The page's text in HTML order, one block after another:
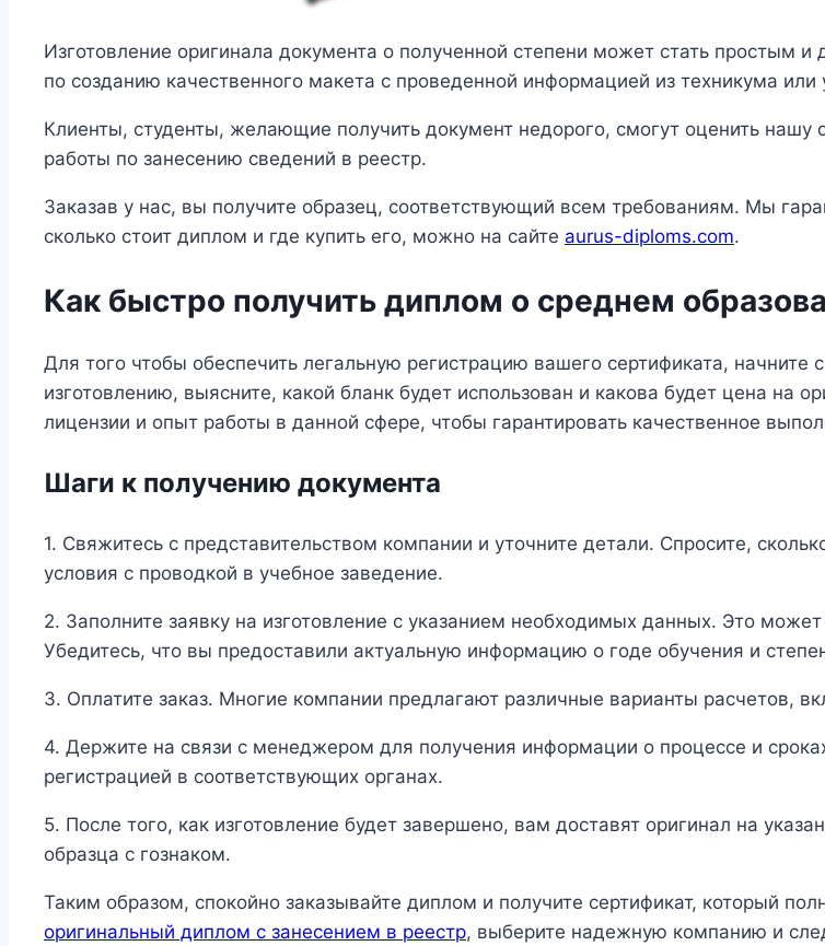
Изготовление оригинала документа о полученной степени может стать простым
по созданию качественного макета с проведенной информацией из техникума или
Клиенты, студенты, желающие получить документ недорого, смогут оценить
работы по занесению сведений в реестр.
Заказав у нас, вы получите образец, соответствующий всем требованиям. Мы
сколько стоит диплом и где купить его, можно на сайте aurus-diploms.com.
Как быстро получить диплом о среднем
Для того чтобы обеспечить легальную регистрацию вашего сертификата,
изготовлению, выясните, какой бланк будет использован и какова будет цена на
лицензии и опыт работы в данной сфере, чтобы гарантировать качественное
Шаги к получению документа
1. Свяжитесь с представительством компании и уточните детали. Спросите,
условия с проводкой в учебное заведение.
2. Заполните заявку на изготовление с указанием необходимых данных. Это
Убедитесь, что вы предоставили актуальную информацию о годе обучения и
3. Оплатите заказ. Многие компании предлагают различные варианты расчетов,
4. Держите на связи с менеджером для получения информации о процессе и
регистрацией в соответствующих органах.
5. После того, как изготовление будет завершено, вам доставят оригинал на
образца с гознаком.
Таким образом, спокойно заказывайте диплом и получите сертификат, который
оригинальный диплом с занесением в реестр, выберите надежную компанию и